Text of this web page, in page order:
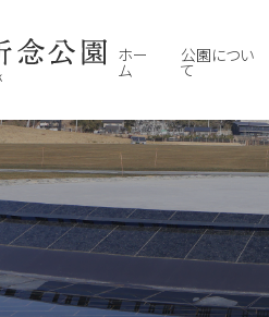
ホー
ム
公園につい
て